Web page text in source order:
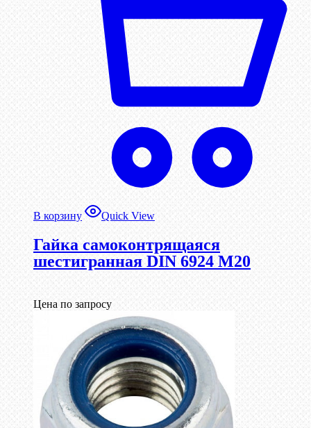
В корзину Quick View
Гайка самоконтрящаяся
шестигранная DIN 6924 М20
Цена по запросу